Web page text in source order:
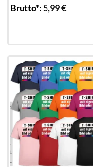
Brutto*:5,99€
Add